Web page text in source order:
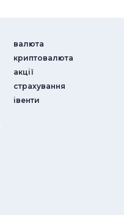
валюта
криптовалюта
акції
страхування
iвенти